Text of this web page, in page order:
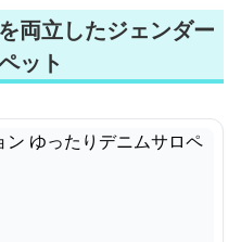
両立したジェンダー
ット